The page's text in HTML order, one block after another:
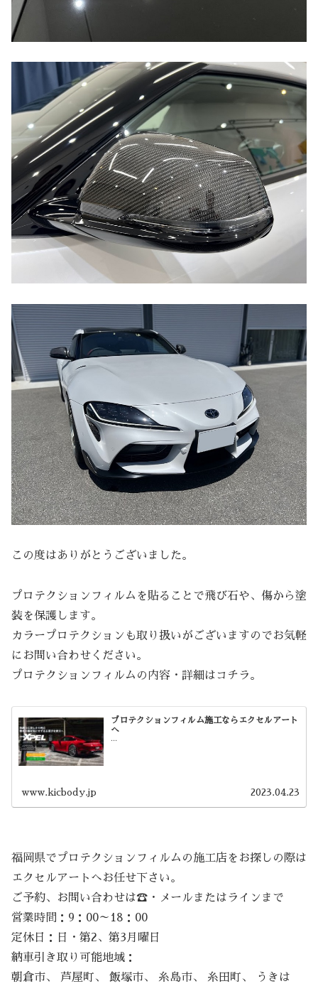
この度はありがとうございました。
プロテクションフィルムを貼ることで飛び石や、傷から塗
装を保護します。
カラープロテクションも取り扱いがございますのでお気軽
にお問い合わせください。
プロテクションフィルムの内容・詳細はコチラ。
プロテクションフィルム施工ならエクセルアート
へ
...
www.kicbody.jp 2023.04.23
福岡県でプロテクションフィルムの施工店をお探しの際は
エクセルアートへお任せ下さい。
ご予約、お問い合わせは☎・メールまたはラインまで
営業時間：9：00～18：00
定休日：日・第2、第3月曜日
納車引き取り可能地域：
朝倉市、 芦屋町、 飯塚市、 糸島市、 糸田町、 うきは